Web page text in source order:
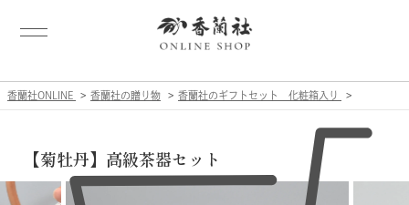
香蘭社ONLINE 香蘭社の贈り物 香蘭社のギフトセット 化粧箱入り
【菊牡丹】高級茶器セット